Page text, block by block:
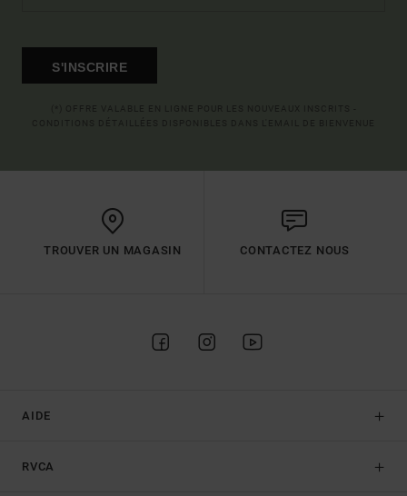
S'INSCRIRE
TROUVER UN MAGASIN CONTACTEZ NOUS
AIDE
RVCA